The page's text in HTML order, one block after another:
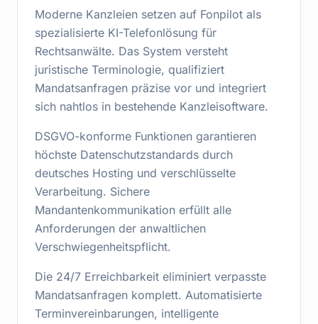
Moderne Kanzleien setzen auf Fonpilot als
spezialisierte KI-Telefonlösung für
Rechtsanwälte. Das System versteht
juristische Terminologie, qualifiziert
Mandatsanfragen präzise vor und integriert
sich nahtlos in bestehende Kanzleisoftware.
DSGVO-konforme Funktionen garantieren
höchste Datenschutzstandards durch
deutsches Hosting und verschlüsselte
Verarbeitung. Sichere
Mandantenkommunikation erfüllt alle
Anforderungen der anwaltlichen
Verschwiegenheitspflicht.
Die 24/7 Erreichbarkeit eliminiert verpasste
Mandatsanfragen komplett. Automatisierte
Terminvereinbarungen, intelligente